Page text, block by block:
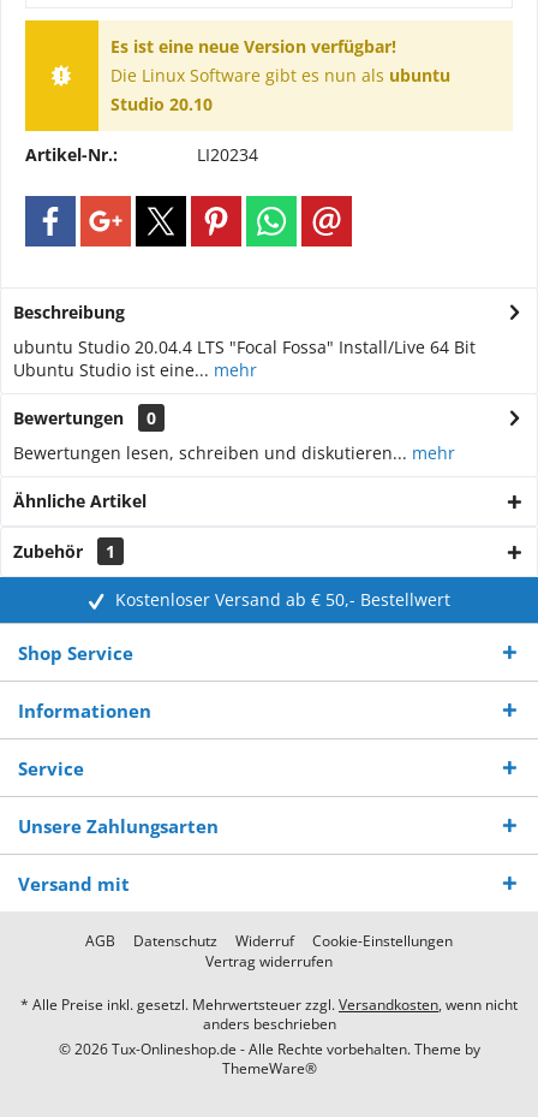
Es ist eine neue Version verfügbar!
Die Linux Software gibt es nun als ubuntu
Studio 20.10
Artikel-Nr.: LI20234
Beschreibung
ubuntu Studio 20.04.4 LTS "Focal Fossa" Install/Live 64 Bit
Ubuntu Studio ist eine... mehr
Bewertungen
0
Bewertungen lesen, schreiben und diskutieren... mehr
Ähnliche Artikel
Zubehör 1
Kostenloser Versand ab € 50,- Bestellwert
Shop Service
Informationen
Service
Unsere Zahlungsarten
Versand mit
AGB Datenschutz Widerruf
Cookie-Einstellungen
Vertrag widerrufen
* Alle Preise inkl. gesetzl. Mehrwertsteuer zzgl.Versandkosten, wenn nicht
anders beschrieben
© 2026 Tux-Onlineshop.de - Alle Rechte vorbehalten. Theme by
ThemeWare®